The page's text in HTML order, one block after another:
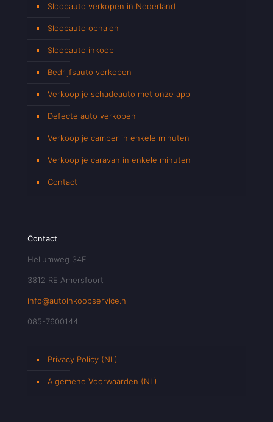
Sloopauto verkopen in Nederland
Sloopauto ophalen
Sloopauto inkoop
Bedrijfsauto verkopen
Verkoop je schadeauto met onze app
Defecte auto verkopen
Verkoop je camper in enkele minuten
Verkoop je caravan in enkele minuten
Contact
Contact
Heliumweg 34F
3812 RE Amersfoort
info@autoinkoopservice.nl
085-7600144
Privacy Policy (NL)
Algemene Voorwaarden (NL)